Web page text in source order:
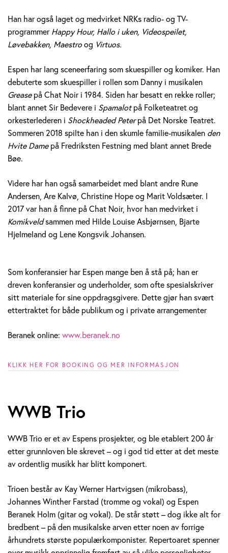
o
l
m
Han har også laget og medvirket NRKs radio- og TV-
programmer Happy Hour, Hallo i uken, Videospeilet,
Løvebakken, Maestro og Virtuos.
Espen har lang sceneerfaring som skuespiller og komiker. Han
debuterte som skuespiller i rollen som Danny i musikalen
Grease på Chat Noir i 1984. Siden har besatt en rekke roller;
blant annet Sir Bedevere i Spamalotpå Folketeatret og
orkesterlederen i Shockheaded Peterpå Det Norske Teatret.
Sommeren 2018 spilte han i den skumle familie-musikalen den
Hvite Damepå Fredriksten Festning med blant annet Brede
Bøe.
Videre har han også samarbeidet med blant andre Rune
Andersen, Are Kalvø, Christine Hope og Marit Voldsæter. I
2017 var han å finne på Chat Noir, hvor han medvirket i
Komikveldsammen med Hilde Louise Asbjørnsen, Bjarte
Hjelmeland og Lene Kongsvik Johansen.
Som konferansier har Espen mange ben å stå på; han er
dreven konferansier og underholder, som ofte spesialskriver
sitt materiale for sine oppdragsgivere. Dette gjør han svært
ettertraktet for både publikum og i private arrangementer
Beranek online: www.beranek.no
KLIKK HER FOR BOOKING OG MER INFORMASJON
WWB Trio
WWB Trio er et av Espens prosjekter, og ble etablert 200 år
etter grunnloven ble skrevet – og i god tid etter at det meste
av ordentlig musikk har blitt komponert.
Trioen består av Kay Werner Hartvigsen (mikrobass),
Johannes Winther Farstad (tromme og vokal) og Espen
Beranek Holm (gitar og vokal). De står støtt – dog ikke alt for
bredbent – på den musikalske arven etter noen av forrige
århundrets største populærkomponister. Repertoaret spenner